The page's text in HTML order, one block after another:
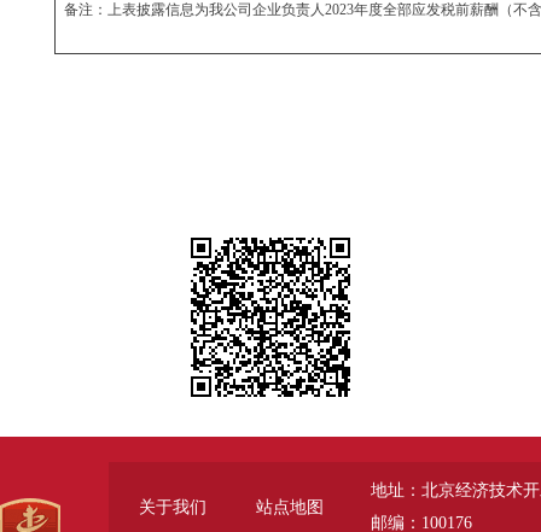
备注：上表披露信息为我公司企业负责人2023年度全部应发税前薪酬（不
关于我们 站点地图
地址：北京经济技术
邮编：100176